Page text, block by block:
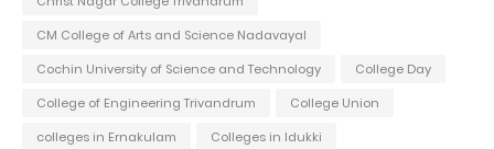
CM College of Arts and Science Nadavayal
Cochin University of Science and Technology
College Day
College of Engineering Trivandrum
College Union
colleges in Ernakulam
Colleges in Idukki